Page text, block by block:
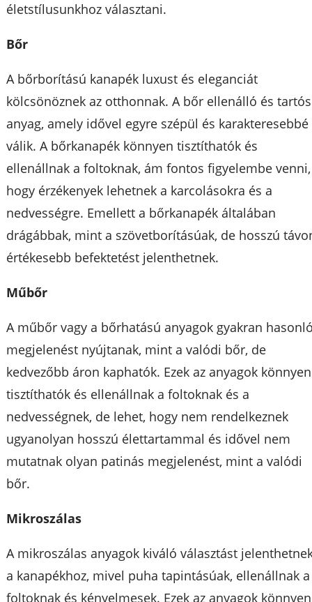
életstílusunkhoz választani.
Bőr
A bőrborítású kanapék luxust és eleganciát
kölcsönöznek az otthonnak. A bőr ellenálló és tartós
anyag, amely idővel egyre szépül és karakteresebbé
válik. A bőrkanapék könnyen tisztíthatók és
ellenállnak a foltoknak, ám fontos figyelembe venni,
hogy érzékenyek lehetnek a karcolásokra és a
nedvességre. Emellett a bőrkanapék általában
drágábbak, mint a szövetborításúak, de hosszú
értékesebb befektetést jelenthetnek.
Műbőr
A műbőr vagy a bőrhatású anyagok gyakran
megjelenést nyújtanak, mint a valódi bőr, de
kedvezőbb áron kaphatók. Ezek az anyagok könnyen
tisztíthatók és ellenállnak a foltoknak és a
nedvességnek, de lehet, hogy nem rendelkeznek
ugyanolyan hosszú élettartammal és idővel nem
mutatnak olyan patinás megjelenést, mint a valódi
bőr.
Mikroszálas
A mikroszálas anyagok kiváló választást
a kanapékhoz, mivel puha tapintásúak, ellenállnak a
foltoknak és kényelmesek. Ezek az anyagok könnyen